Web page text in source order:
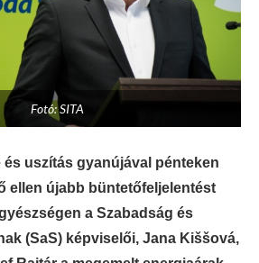
Fotó: SITA
és uszítás gyanújával pénteken
ellen újabb büntetőfeljelentést
a Szabadság és
(SaS) képviselői, Jana Kiššová,